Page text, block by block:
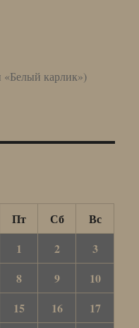
карлик»)
Пт Сб
Вс
1
2
3
8 9
10
15 16
17